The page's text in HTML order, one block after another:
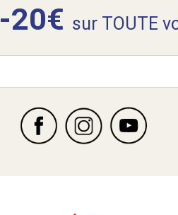
-20€ sur TOUTE